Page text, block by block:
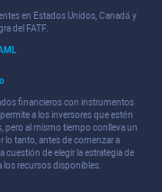
en Estados Unidos, Canadá y
del FATF.
financieros con instrumentos
a los inversores que estén
pero al mismo tiempo conlleva un
lo tanto, antes de comenzar a
cuestión de elegir la estrategia de
recursos disponibles.